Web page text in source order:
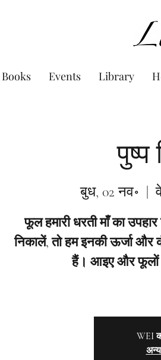
Events Library
पुष्प
बुध, 02 नव॰
  |
फूल हमारी धरती माँ का
निकालें, तो हम इनकी ऊर्जा
हैं। आइए और फूलों
WEI